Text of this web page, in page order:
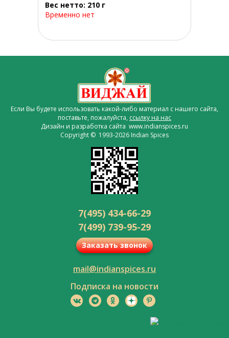
Вес нетто: 210 г
Временно нет
Если Вы будете использовать какой-либо материал с нашего сайта,
поставьте, пожалуйста, ссылку на нас
Дизайн и разработка сайта www.indianspices.ru
Copyright © 1993-2026 Indian Spices
7(495) 434-66-29
7(499) 739-95-29
Заказать звонок
mail@indianspices.ru
Подписка на новости